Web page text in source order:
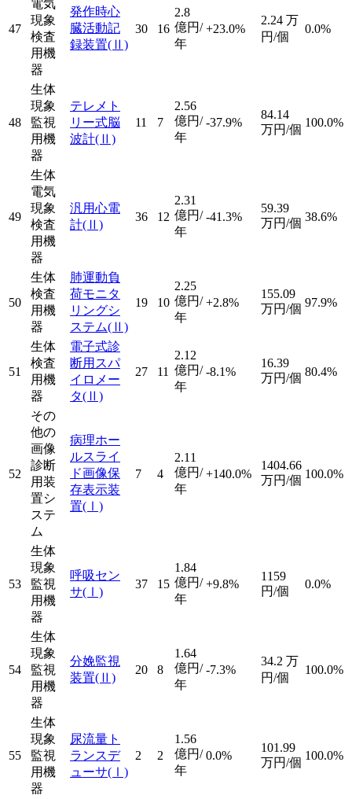
47
電気
現象
検査
用機
器
発作時心
臓活動記
録装置(Ⅱ)
30 16
2.8
億円/
年
+23.0%
2.24 万
円/個
0.0%
48
生体
現象
監視
用機
器
テレメト
リー式脳
波計(Ⅱ)
11 7
2.56
億円/
年
-37.9%
84.14
万円/個
100.0%
49
生体
電気
現象
検査
用機
器
汎用心電
計(Ⅱ)
36 12
2.31
億円/
年
-41.3%
59.39
万円/個 38.6%
50
生体
検査
用機
器
肺運動負
荷モニタ
リングシ
ステム(Ⅱ)
19 10
2.25
億円/
年
+2.8%
155.09
万円/個 97.9%
51
生体
検査
用機
器
電子式診
断用スパ
イロメー
タ(Ⅱ)
27 11
2.12
億円/
年
-8.1%
16.39
万円/個 80.4%
52
その
他の
画像
診断
用装
置シ
ステ
ム
病理ホー
ルスライ
ド画像保
存表示装
置(Ⅰ)
7 4
2.11
億円/
年
+140.0%
1404.66
万円/個 100.0%
53
生体
現象
監視
用機
器
呼吸セン
サ(Ⅰ)
37 15
1.84
億円/
年
+9.8%
1159
円/個
0.0%
54
生体
現象
監視
用機
器
分娩監視
装置(Ⅱ)
20 8
1.64
億円/
年
-7.3%
34.2 万
円/個
100.0%
55
生体
現象
監視
用機
器
尿流量ト
ランスデ
ューサ(Ⅰ)
2 2
1.56
億円/
年
0.0%
101.99
万円/個
100.0%